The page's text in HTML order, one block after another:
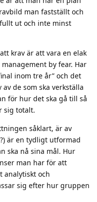
man fastställt och
ut och inte minst
krav är att vara en elak
by fear. Har
inom tre år” och det
de som ska verkställa
för hur det ska gå till så
sig totalt.
såklart, är av
är en tydligt utformad
ska nå sina mål. Hur
man har för att
analytiskt och
sig efter hur gruppen